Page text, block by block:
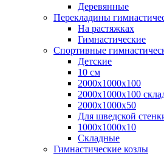
Деревянные
Перекладины
На растяжках
Гимнастические
Спортивные
Детские
10 см
2000х1000х100
2000х1000х100
2000х1000х50
Для шведской
1000х1000х10
Складные
Гимнастические козлы